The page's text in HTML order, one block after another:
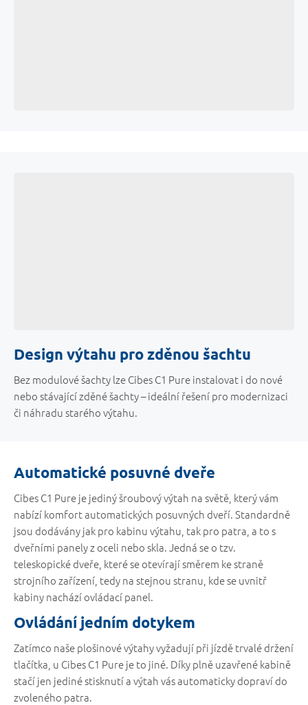
Design výtahu pro zděnou šachtu
Bez modulové šachty lze Cibes C1 Pure instalovat i do nové
nebo stávající zděné šachty – ideální řešení pro modernizaci
či náhradu starého výtahu.
Automatické posuvné dveře
Cibes C1 Pure je jediný šroubový výtah na světě, který vám
nabízí komfort automatických posuvných dveří. Standardně
jsou dodávány jak pro kabinu výtahu, tak pro patra, a to s
dveřními panely z oceli nebo skla. Jedná se o tzv.
teleskopické dveře, které se otevírají směrem ke straně
strojního zařízení, tedy na stejnou stranu, kde se uvnitř
kabiny nachází ovládací panel.
Ovládání jedním dotykem
Zatímco naše plošinové výtahy vyžadují při jízdě trvalé držení
tlačítka, u Cibes C1 Pure je to jiné. Díky plně uzavřené kabině
stačí jen jediné stisknutí a výtah vás automaticky dopraví do
zvoleného patra.